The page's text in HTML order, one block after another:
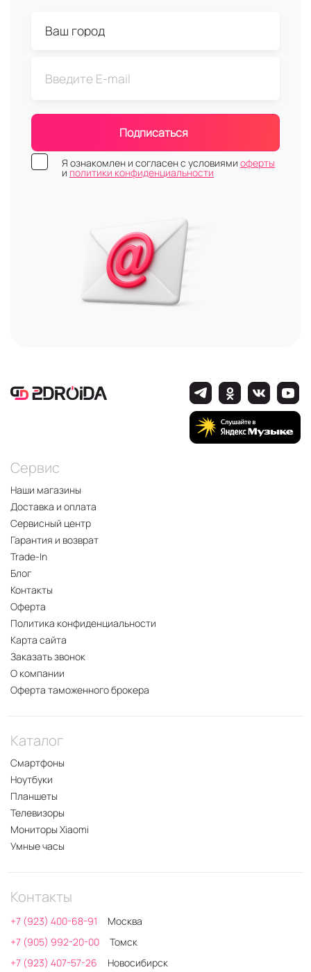
Подписаться
Я ознакомлен и согласен с условиями оферты
и политики конфиденциальности
Сервис
Наши магазины
Доставка и оплата
Сервисный центр
Гарантия и возврат
Trade-In
Блог
Контакты
Оферта
Политика конфиденциальности
Карта сайта
Заказать звонок
О компании
Оферта таможенного брокера
Каталог
Смартфоны
Ноутбуки
Планшеты
Телевизоры
Мониторы Xiaomi
Умные часы
Контакты
+7 (923) 400-68-91
Москва
+7 (905) 992-20-00
Томск
+7 (923) 407-57-26
Новосибирск